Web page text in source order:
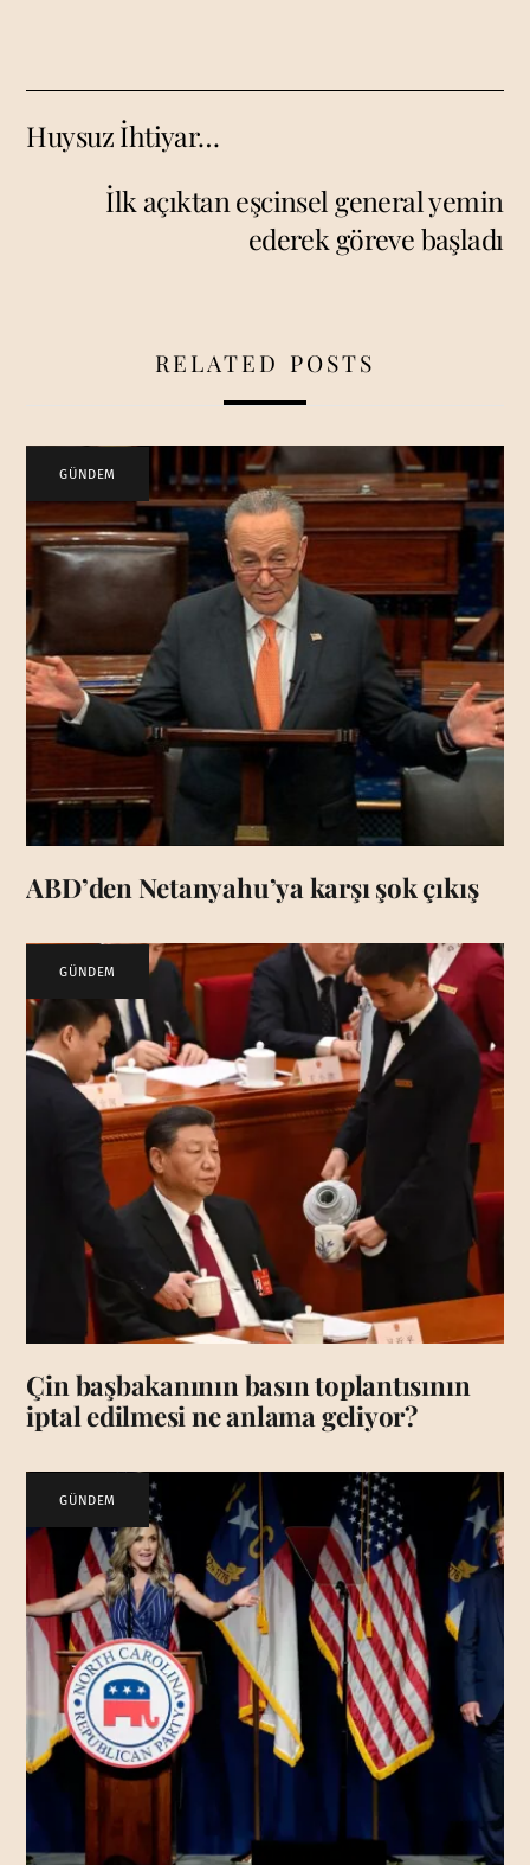
Huysuz İhtiyar…
İlk açıktan eşcinsel general yemin
ederek göreve başladı
RELATED POSTS
GÜNDEM
ABD’den Netanyahu’ya karşı şok çıkış
GÜNDEM
Çin başbakanının basın toplantısının
iptal edilmesi ne anlama geliyor?
GÜNDEM